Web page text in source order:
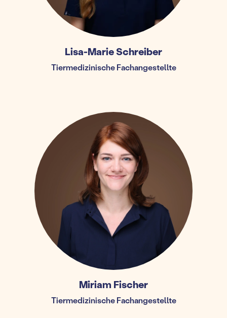
Lisa-Marie Schreiber
Tiermedizinische Fachangestellte
Miriam Fischer
Tiermedizinische Fachangestellte